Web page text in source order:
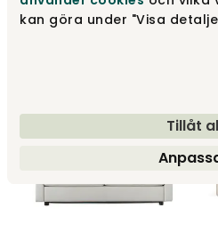
kan göra under "Visa
Tillåt
Innovation Living